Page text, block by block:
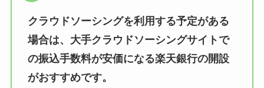
クラウドソーシングを利用する予定がある
場合は、大手クラウドソーシングサイトで
の振込手数料が安価になる楽天銀行の開設
がおすすめです。